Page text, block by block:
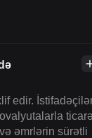
edir.
əmrlərin sürətli